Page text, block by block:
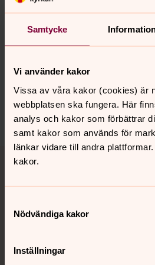
Samtycke
Vi använder kakor
Vissa av våra kakor (cookies) är
webbplatsen ska fungera. Här
analys och kakor som förbättrar
samt kakor som används för
länkar vidare till andra
kakor.
Nödvändiga kakor
Inställningar
Kontaktpersoner: Nina Gullberg
Kyrksalen i Bredsand
Miniorer årskurs 3-4.
Kontaktpersoner: Nina Gullberg
Vi träffas en gång i veckan i vår
tillsammans med någon vuxen.